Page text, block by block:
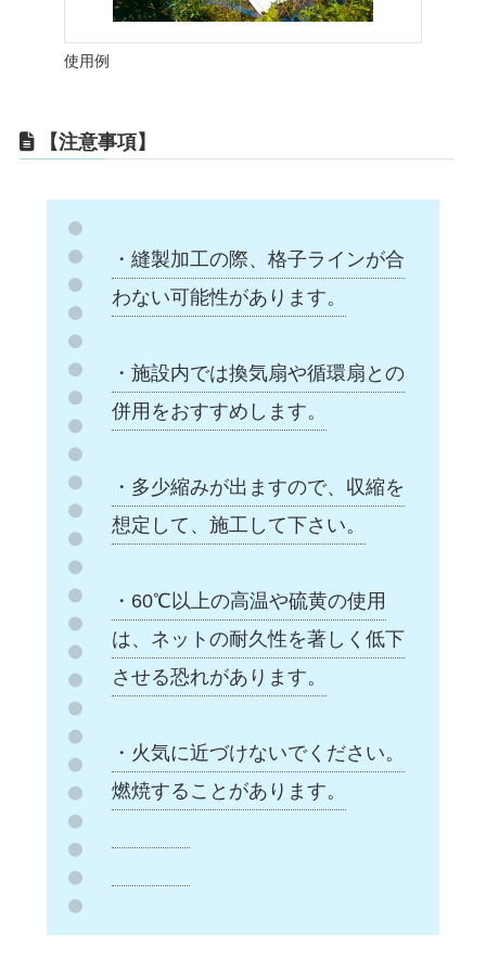
使用例
【注意事項】
・縫製加工の際、格子ラインが合
わない可能性があります。
・施設内では換気扇や循環扇との
併用をおすすめします。
・多少縮みが出ますので、収縮を
想定して、施工して下さい。
・60℃以上の高温や硫黄の使用
は、ネットの耐久性を著しく低下
させる恐れがあります。
・火気に近づけないでください。
燃焼することがあります。